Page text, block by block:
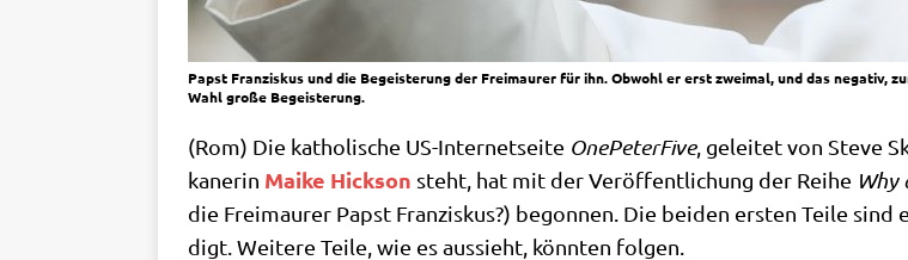
Papst Franziskus und die Begeisterung der Freimaurer für ihn. Obwohl er erst zweimal, und das negativ,
Wahl große Begeisterung.
(Rom) Die katho­li­sche US-Inter­net­sei­te One­Pe­ter­Fi­ve, gelei­tet von Ste­ve
ka­ne­rin Mai­ke Hick­son steht, hat mit der Ver­öf­fent­li­chung der Rei­he Why
die Frei­mau­rer Papst Fran­zis­kus?) begon­nen. Die bei­den ersten Tei­le
digt. Wei­te­re Tei­le, wie es aus­sieht, könn­ten folgen.